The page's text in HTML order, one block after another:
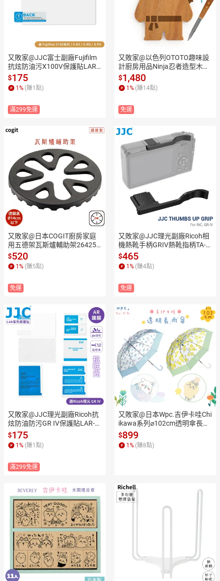
又敗家@JJC富士副廠Fujifilm
抗炫防油污X100V保護貼LAR-
X100V保護膜(低反射奈米鍍
膜/3H硬度PET/厚0.15mm/9
5%透光率)X100V螢幕貼
$175
1 % (賺1 點)
滿299免運
又敗家@以色列OTOTO趣味設
計廚房用品Ninja忍者造型木砧
板+水果刀2合1套組OT908(與
Bar Davidovici設計師合作;可作
木托盤披薩板)切菜板.小刀具
$1,480
1 % (賺14點)
免運
又敗家@日本COGIT廚房家庭
用五德架瓦斯爐輔助架264252
(鑄鐵製導熱佳;適六爪瓦斯爐
具;可放親子丼鍋牛奶鍋玉子燒
鍋小水壺)
$520
1 % (賺5點)
免運
又敗家@JJC理光副廠Ricoh相
機熱靴手柄GRIV熱靴指柄TA-G
R4拇指扣(超纖維皮+鋁合金)G
R IV熱靴指把手把拇指柄Thum
bs Up Grip
$465
1 % (賺4點)
免運
又敗家@JJC理光副廠Ricoh抗
炫防油防污GR IV保護貼LAR-G
R4保護膜(低反射奈米鍍膜/3H
硬度PET/厚0.15mm/95%透光
率)GRIV螢幕貼
$175
1% (賺1點)
滿299免運
又敗家@日本Wpc.吉伊卡哇Chi
ikawa系列⌀102cm透明傘長傘
雨傘PT-CK0小八貓兔兔烏薩奇
小桃鼠直傘半自動傘
$899
1% (賺8點)